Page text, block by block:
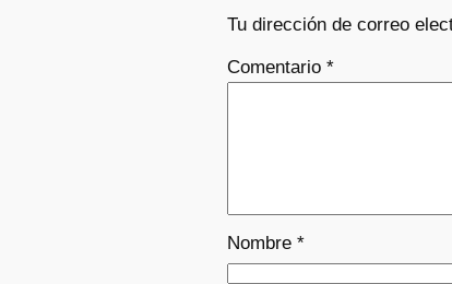
Tu dirección de correo
Comentario *
Nombre *